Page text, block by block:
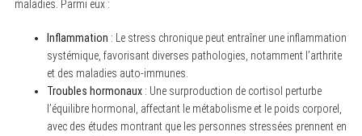
maladies. Parmi eux :
Inflammation : Le stress chronique peut entraîner une inflammation
systémique, favorisant diverses pathologies, notamment l’arthrite
et des maladies auto-immunes.
Troubles hormonaux: Une surproduction de cortisol perturbe
l’équilibre hormonal, affectant le métabolisme et le poids corporel,
avec des études montrant que les personnes stressées prennent en